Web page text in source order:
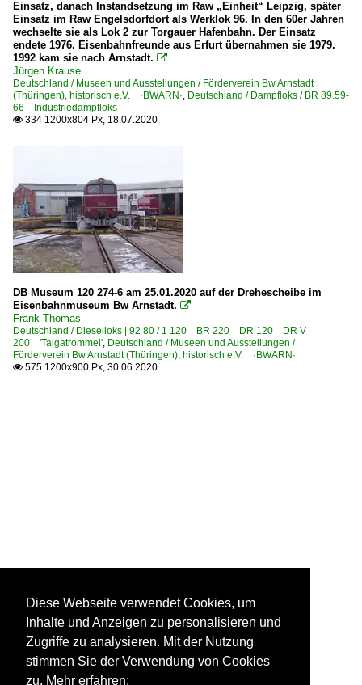
Einsatz, danach Instandsetzung im Raw „Einheit“ Leipzig, später
Einsatz im Raw Engelsdorfdort als Werklok 96. In den 60er Jahren
wechselte sie als Lok 2 zur Torgauer Hafenbahn. Der Einsatz
endete 1976. Eisenbahnfreunde aus Erfurt übernahmen sie 1979.
1992 kam sie nach Arnstadt. 
Jürgen Krause
Deutschland / Museen und Ausstellungen / Förderverein Bw Arnstadt
(Thüringen), historisch e.V. ·BWARN·, Deutschland / Dampfloks / BR 89.59-
66 Industriedampfloks
 334 1200x804 Px, 18.07.2020
DB Museum 120 274-6 am 25.01.2020 auf der Drehescheibe im
Eisenbahnmuseum Bw Arnstadt. 
Frank Thomas
Deutschland / Dieselloks | 92 80 / 1 120 BR 220 DR 120 DR V
200 'Taigatrommel', Deutschland / Museen und Ausstellungen /
Förderverein Bw Arnstadt (Thüringen), historisch e.V. ·BWARN·
 575 1200x900 Px, 30.06.2020
Diese Webseite verwendet Cookies, um
Inhalte und Anzeigen zu personalisieren und
Zugriffe zu analysieren. Mit der Nutzung
stimmen Sie der Verwendung von Cookies
zu. Mehr erfahren: